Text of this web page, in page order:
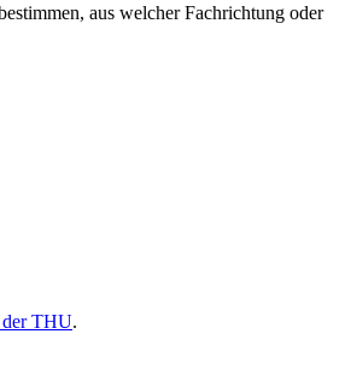
aus welcher Fachrichtung oder
der THU.